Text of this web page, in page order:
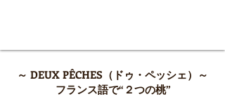
～ DEUX PÊCHES（ドゥ・ペッシェ）～
フランス語で“２つの桃”